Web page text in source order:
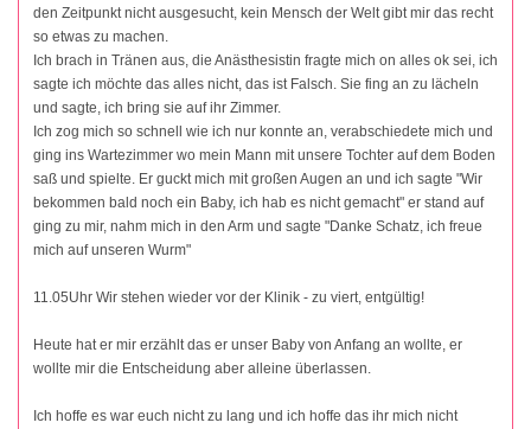
den Zeitpunkt nicht ausgesucht, kein Mensch der Welt gibt mir das recht
so etwas zu machen.
Ich brach in Tränen aus, die Anästhesistin fragte mich on alles ok sei, ich
sagte ich möchte das alles nicht, das ist Falsch. Sie fing an zu lächeln
und sagte, ich bring sie auf ihr Zimmer.
Ich zog mich so schnell wie ich nur konnte an, verabschiedete mich und
ging ins Wartezimmer wo mein Mann mit unsere Tochter auf dem Boden
saß und spielte. Er guckt mich mit großen Augen an und ich sagte "Wir
bekommen bald noch ein Baby, ich hab es nicht gemacht" er stand auf
ging zu mir, nahm mich in den Arm und sagte "Danke Schatz, ich freue
mich auf unseren Wurm"
11.05Uhr Wir stehen wieder vor der Klinik - zu viert, entgültig!
Heute hat er mir erzählt das er unser Baby von Anfang an wollte, er
wollte mir die Entscheidung aber alleine überlassen.
Ich hoffe es war euch nicht zu lang und ich hoffe das ihr mich nicht